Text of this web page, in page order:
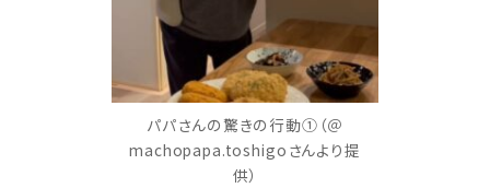
パパさんの驚きの行動①（＠
machopapa.toshigoさんより提
供）